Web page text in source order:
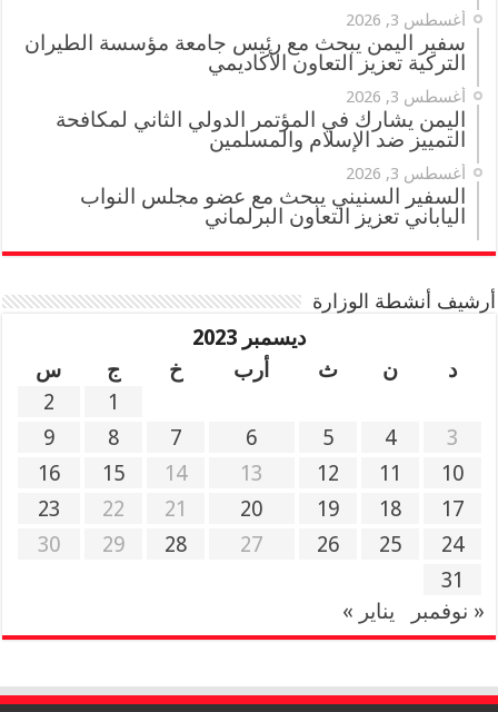
أغسطس 3, 2026
سفير اليمن يبحث مع رئيس جامعة مؤسسة الطيران
التركية تعزيز التعاون الأكاديمي
أغسطس 3, 2026
اليمن يشارك في المؤتمر الدولي الثاني لمكافحة
التمييز ضد الإسلام والمسلمين
أغسطس 3, 2026
السفير السنيني يبحث مع عضو مجلس النواب
الياباني تعزيز التعاون البرلماني
أرشيف أنشطة الوزارة
ديسمبر 2023
د
ن ث أرب خ ج
س
1
2
3
4
5
6
7
8
9
10
11
12
13
14
15
16
17
18
19
20
21
22
23
24
25
26
27
28
29
30
31
« نوفمبر
يناير »